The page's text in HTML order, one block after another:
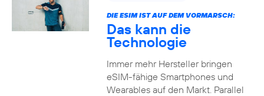
DIE ESIM IST AUF DEM VORMARSCH:
Das kann die
Technologie
Immer mehr Hersteller bringen
eSIM-fähige Smartphones und
Wearables auf den Markt. Parallel